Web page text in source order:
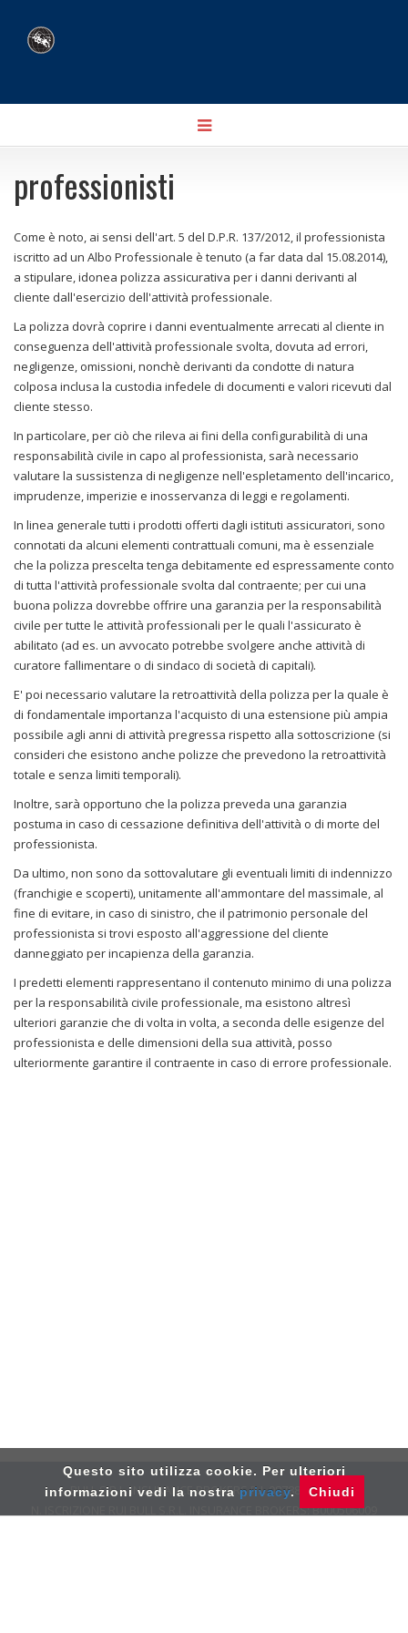
Toggle
navigation
professionisti
Come è noto, ai sensi dell'art. 5 del D.P.R. 137/2012, il professionista
iscritto ad un Albo Professionale è tenuto (a far data dal 15.08.2014),
a stipulare, idonea polizza assicurativa per i danni derivanti al
cliente dall'esercizio dell'attività professionale.
La polizza dovrà coprire i danni eventualmente arrecati al cliente in
conseguenza dell'attività professionale svolta, dovuta ad errori,
negligenze, omissioni, nonchè derivanti da condotte di natura
colposa inclusa la custodia infedele di documenti e valori ricevuti dal
cliente stesso.
In particolare, per ciò che rileva ai fini della configurabilità di una
responsabilità civile in capo al professionista, sarà necessario
valutare la sussistenza di negligenze nell'espletamento dell'incarico,
imprudenze, imperizie e inosservanza di leggi e regolamenti.
In linea generale tutti i prodotti offerti dagli istituti assicuratori, sono
connotati da alcuni elementi contrattuali comuni, ma è essenziale
che la polizza prescelta tenga debitamente ed espressamente conto
di tutta l'attività professionale svolta dal contraente; per cui una
buona polizza dovrebbe offrire una garanzia per la responsabilità
civile per tutte le attività professionali per le quali l'assicurato è
abilitato (ad es. un avvocato potrebbe svolgere anche attività di
curatore fallimentare o di sindaco di società di capitali).
E' poi necessario valutare la retroattività della polizza per la quale è
di fondamentale importanza l'acquisto di una estensione più ampia
possibile agli anni di attività pregressa rispetto alla sottoscrizione (si
consideri che esistono anche polizze che prevedono la retroattività
totale e senza limiti temporali).
Inoltre, sarà opportuno che la polizza preveda una garanzia
postuma in caso di cessazione definitiva dell'attività o di morte del
professionista.
Da ultimo, non sono da sottovalutare gli eventuali limiti di indennizzo
(franchigie e scoperti), unitamente all'ammontare del massimale, al
fine di evitare, in caso di sinistro, che il patrimonio personale del
professionista si trovi esposto all'aggressione del cliente
danneggiato per incapienza della garanzia.
I predetti elementi rappresentano il contenuto minimo di una polizza
per la responsabilità civile professionale, ma esistono altresì
ulteriori garanzie che di volta in volta, a seconda delle esigenze del
professionista e delle dimensioni della sua attività, posso
ulteriormente garantire il contraente in caso di errore professionale.
BULL S.R.L. INSURANCE BROKERS P.I. 08788890963
N. ISCRIZIONE RUI BULL S.R.L. INSURANCE ­­BROKERS: B000506009
Questo sito utilizza cookie. Per ulteriori
informazioni vedi la nostra privacy. Chiudi